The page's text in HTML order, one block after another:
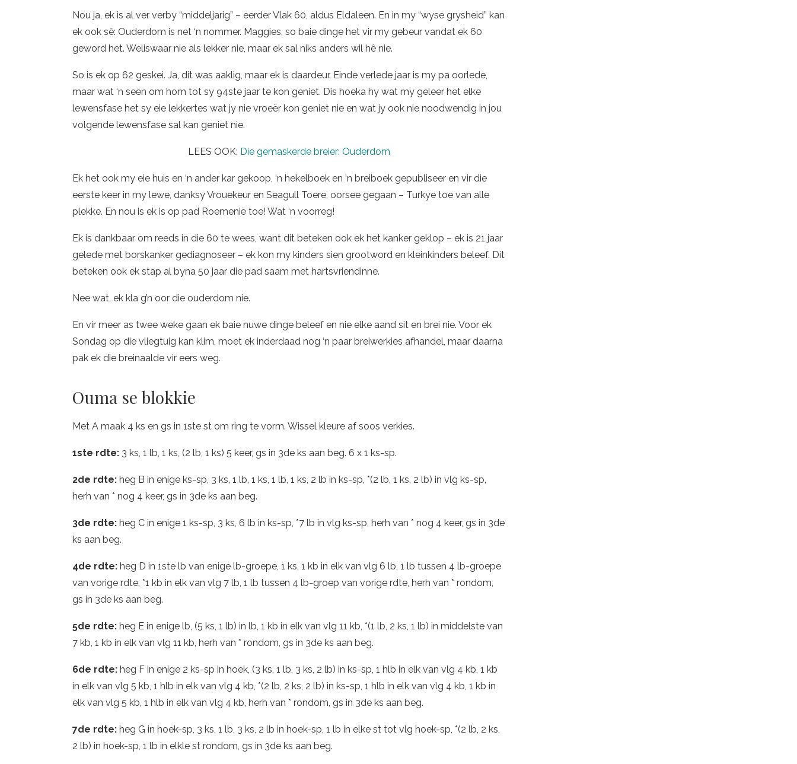
Nou ja, ek is al ver verby “middeljarig” – eerder Vlak 60, aldus Eldaleen. En in my “wyse grysheid” kan
ek ook sê: Ouderdom is net ‘n nommer. Maggies, so baie dinge het vir my gebeur vandat ek 60
geword het. Weliswaar nie als lekker nie, maar ek sal niks anders wil hê nie.
So is ek op 62 geskei. Ja, dit was aaklig, maar ek is daardeur. Einde verlede jaar is my pa oorlede,
maar wat ‘n seën om hom tot sy 94ste jaar te kon geniet. Dis hoeka hy wat my geleer het elke
lewensfase het sy eie lekkertes wat jy nie vroeër kon geniet nie en wat jy ook nie noodwendig in jou
volgende lewensfase sal kan geniet nie.
LEES OOK: Die gemaskerde breier: Ouderdom
Ek het ook my eie huis en ‘n ander kar gekoop, ‘n hekelboek en ‘n breiboek gepubliseer en vir die
eerste keer in my lewe, danksy Vrouekeur en Seagull Toere, oorsee gegaan – Turkye toe van alle
plekke. En nou is ek is op pad Roemenië toe! Wat ‘n voorreg!
Ek is dankbaar om reeds in die 60 te wees, want dit beteken ook ek het kanker geklop – ek is 21 jaar
gelede met borskanker gediagnoseer – ek kon my kinders sien grootword en kleinkinders beleef. Dit
beteken ook ek stap al byna 50 jaar die pad saam met hartsvriendinne.
Nee wat, ek kla g’n oor die ouderdom nie.
En vir meer as twee weke gaan ek baie nuwe dinge beleef en nie elke aand sit en brei nie. Voor ek
Sondag op die vliegtuig kan klim, moet ek inderdaad nog ‘n paar breiwerkies afhandel, maar daarna
pak ek die breinaalde vir eers weg.
Ouma se blokkie
Met A maak 4 ks en gs in 1ste st om ring te vorm. Wissel kleure af soos verkies.
1ste rdte: 3 ks, 1 lb, 1 ks, (2 lb, 1 ks) 5 keer, gs in 3de ks aan beg. 6 x 1 ks-sp.
2de rdte: heg B in enige ks-sp, 3 ks, 1 lb, 1 ks, 1 lb, 1 ks, 2 lb in ks-sp, *(2 lb, 1 ks, 2 lb) in vlg ks-sp,
herh van * nog 4 keer, gs in 3de ks aan beg.
3de rdte: heg C in enige 1 ks-sp, 3 ks, 6 lb in ks-sp, *7 lb in vlg ks-sp, herh van * nog 4 keer, gs in 3de
ks aan beg.
4de rdte: heg D in 1ste lb van enige lb-groepe, 1 ks, 1 kb in elk van vlg 6 lb, 1 lb tussen 4 lb-groepe
van vorige rdte, *1 kb in elk van vlg 7 lb, 1 lb tussen 4 lb-groep van vorige rdte, herh van * rondom,
gs in 3de ks aan beg.
5de rdte: heg E in enige lb, (5 ks, 1 lb) in lb, 1 kb in elk van vlg 11 kb, *(1 lb, 2 ks, 1 lb) in middelste van
7 kb, 1 kb in elk van vlg 11 kb, herh van * rondom, gs in 3de ks aan beg.
6de rdte: heg F in enige 2 ks-sp in hoek, (3 ks, 1 lb, 3 ks, 2 lb) in ks-sp, 1 hlb in elk van vlg 4 kb, 1 kb
in elk van vlg 5 kb, 1 hlb in elk van vlg 4 kb, *(2 lb, 2 ks, 2 lb) in ks-sp, 1 hlb in elk van vlg 4 kb, 1 kb in
elk van vlg 5 kb, 1 hlb in elk van vlg 4 kb, herh van * rondom, gs in 3de ks aan beg.
7de rdte: heg G in hoek-sp, 3 ks, 1 lb, 3 ks, 2 lb in hoek-sp, 1 lb in elke st tot vlg hoek-sp, *(2 lb, 2 ks,
2 lb) in hoek-sp, 1 lb in elkle st rondom, gs in 3de ks aan beg.